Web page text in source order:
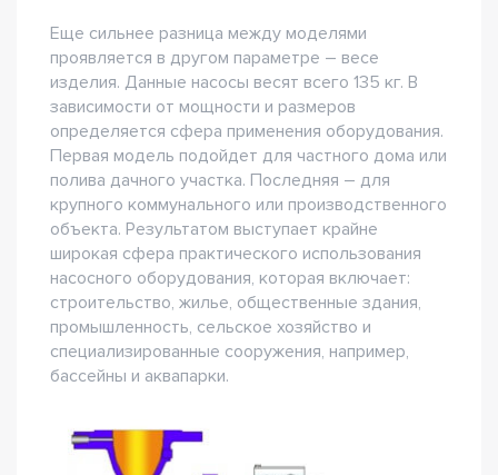
Еще сильнее разница между моделями
проявляется в другом параметре – весе
изделия. Данные насосы весят всего 135 кг. В
зависимости от мощности и размеров
определяется сфера применения оборудования.
Первая модель подойдет для частного дома или
полива дачного участка. Последняя – для
крупного коммунального или производственного
объекта. Результатом выступает крайне
широкая сфера практического использования
насосного оборудования, которая включает:
строительство, жилье, общественные здания,
промышленность, сельское хозяйство и
специализированные сооружения, например,
бассейны и аквапарки.